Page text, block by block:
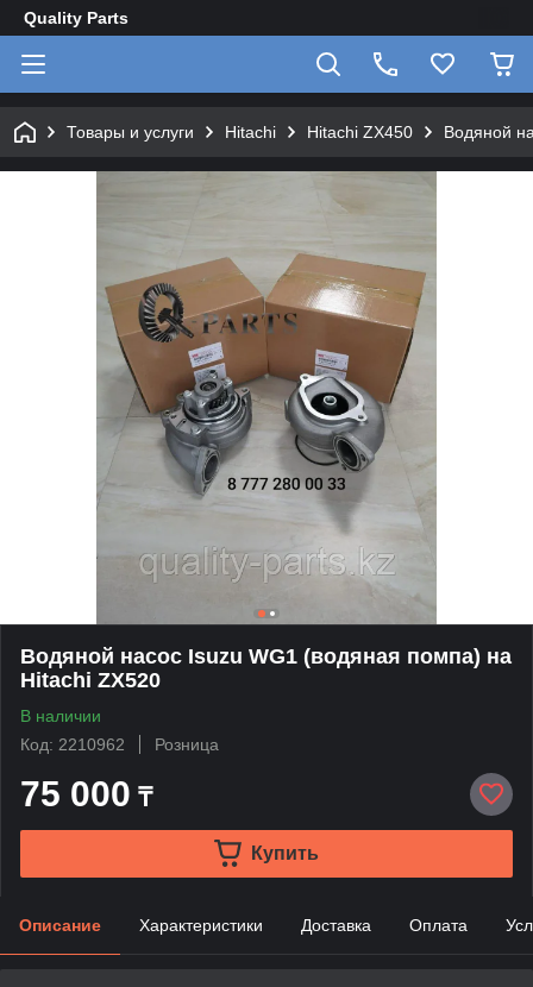
Quality Parts
Товары и услуги Hitachi Hitachi ZX450 Водяной
Водяной насос Isuzu WG1 (водяная помпа) на
Hitachi ZX520
В наличии
Код: 2210962
Розница
75 000 ₸
Купить
Описание Характеристики Доставка Оплата